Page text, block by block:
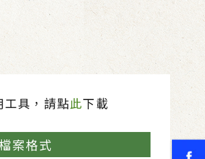
具，請點此下載
案格式